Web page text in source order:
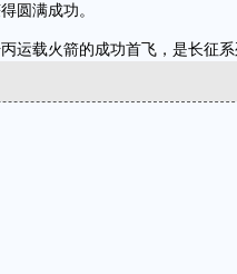
圆满成功。
载火箭的成功首飞，是长征系